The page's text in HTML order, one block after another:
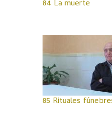
84 La muerte
85 Rituales